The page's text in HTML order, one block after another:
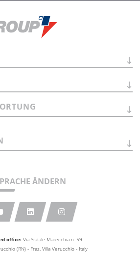
office: Via Statale Marecchia n. 59
(RN) - Fraz. Villa Verucchio - Italy
ÄNDERN